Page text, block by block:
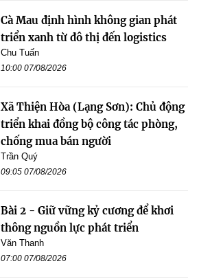
Cà Mau định hình không gian phát
triển xanh từ đô thị đến logistics
Chu Tuấn
10:00 07/08/2026
Xã Thiện Hòa (Lạng Sơn): Chủ động
triển khai đồng bộ công tác phòng,
chống mua bán người
Trần Quý
09:05 07/08/2026
Bài 2 - Giữ vững kỷ cương để khơi
thông nguồn lực phát triển
Văn Thanh
07:00 07/08/2026